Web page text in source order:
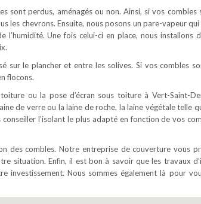
sont perdus, aménagés ou non. Ainsi, si vos combles
les chevrons. Ensuite, nous posons un pare-vapeur qui
l’humidité. Une fois celui-ci en place, nous installons
sur le plancher et entre les solives. Si vos combles
flocons.
ou la pose d’écran sous toiture à Vert-Saint-
de verre ou la laine de roche, la laine végétale telle
l’isolant le plus adapté en fonction de vos
des combles. Notre entreprise de couverture vous
situation. Enfin, il est bon à savoir que les travaux
investissement. Nous sommes également là pour